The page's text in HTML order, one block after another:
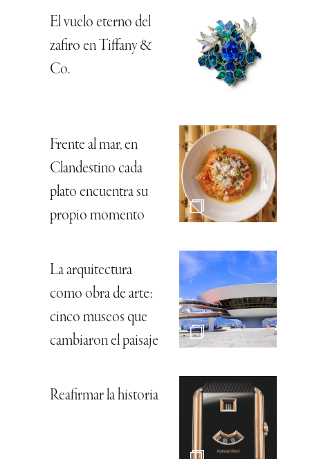
El vuelo eterno del
zafiro en Tiffany &
Co.
Frente al mar, en
Clandestino cada
plato encuentra su
propio momento
La arquitectura
como obra de arte:
cinco museos que
cambiaron el paisaje
Reafirmar la historia